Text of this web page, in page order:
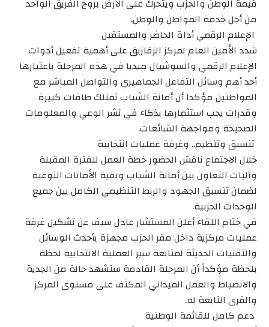
قيمة الوطن والحزب ويتحرك على الأرض بروح الفريق الواحد
من أجل خدمة المواطن والوطن.
الإعلام الرقمي أداة الحاضر والمستقبل
شدد الأمين العام لمركز الزقازيق على أهمية تفعيل أدوات
الإعلام الرقمي والسوشيال ميديا في هذه المرحلة باعتبارها
أحد أهم وسائل التفاعل الجماهيري والتواصل المباشر مع
المواطنين مؤكدا أن أمانة الشباب تمتلك طاقات كبيرة
وقدرات يجب استثمارها بذكاء في نشر الوعي والمعلومات
الصحيحة ومواجهة الشائعات.
تنسيق وتنظيم.. وغرفة عمليات انتخابية
خلال الاجتماع ناقش الحضور خطة العمل للفترة المقبلة
وآليات التعاون بين أمانة الشباب وبقية الأمانات النوعية
لضمان تنسيق الجهود والربط التنظيمي الكامل بين جميع
الوحدات الحزبية.
في ختام اللقاء أعلن المستشار عادل سيف عن تشكيل غرفة
عمليات مركزية داخل مقر الحزب مجهزة بأحدث الوسائل
والتقنيات الحديثة لمتابعة سير العملية الانتخابية لحظة
بلحظة مؤكداً أن المرحلة القادمة ستشهد حالة من الجدية
والانضباط والعمل الميداني المكثف على مستوى المركز
والقرى التابعة له.
دعم كامل للقائمة الوطنية